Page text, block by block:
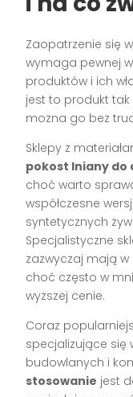
Zaopatrzenie się
wymaga pewnej
produktów i ich
jest to produkt
można go bez
Sklepy z
pokost lniany do
choć warto
współczesne
syntetycznych
Specjalistyczne
zazwyczaj mają
choć często w
wyższej cenie.
Coraz
specjalizujące się
budowlanych i
stosowanie jest